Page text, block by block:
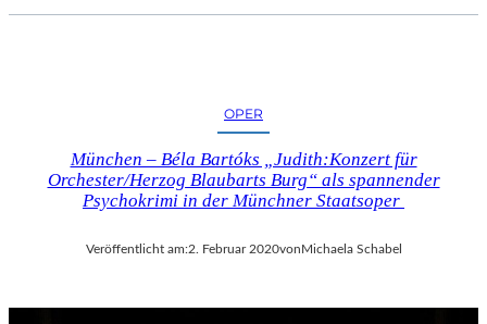
OPER
München – Béla Bartóks „Judith:Konzert für
Orchester/Herzog Blaubarts Burg“ als spannender
Psychokrimi in der Münchner Staatsoper
Veröffentlicht am:2. Februar 2020vonMichaela Schabel